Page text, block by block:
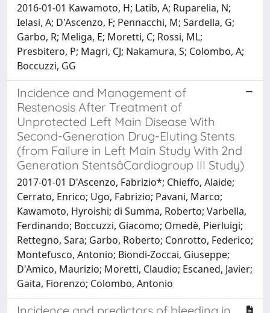
2016-01-01 Kawamoto, H; Latib, A; Ruparelia, N;
Ielasi, A; D'Ascenzo, F; Pennacchi, M; Sardella, G;
Garbo, R; Meliga, E; Moretti, C; Rossi, ML;
Presbitero, P; Magri, CJ; Nakamura, S; Colombo, A;
Boccuzzi, GG
Incidence and Management of
Restenosis After Treatment of
Unprotected Left Main Disease With
Second-Generation Drug-Eluting Stents
(from Failure in Left Main Study With 2nd
Generation StentsâCardiogroup III Study)
2017-01-01 D'Ascenzo, Fabrizio*; Chieffo, Alaide;
Cerrato, Enrico; Ugo, Fabrizio; Pavani, Marco;
Kawamoto, Hyroishi; di Summa, Roberto; Varbella,
Ferdinando; Boccuzzi, Giacomo; Omedè, Pierluigi;
Rettegno, Sara; Garbo, Roberto; Conrotto, Federico;
Montefusco, Antonio; Biondi-Zoccai, Giuseppe;
D'Amico, Maurizio; Moretti, Claudio; Escaned, Javier;
Gaita, Fiorenzo; Colombo, Antonio